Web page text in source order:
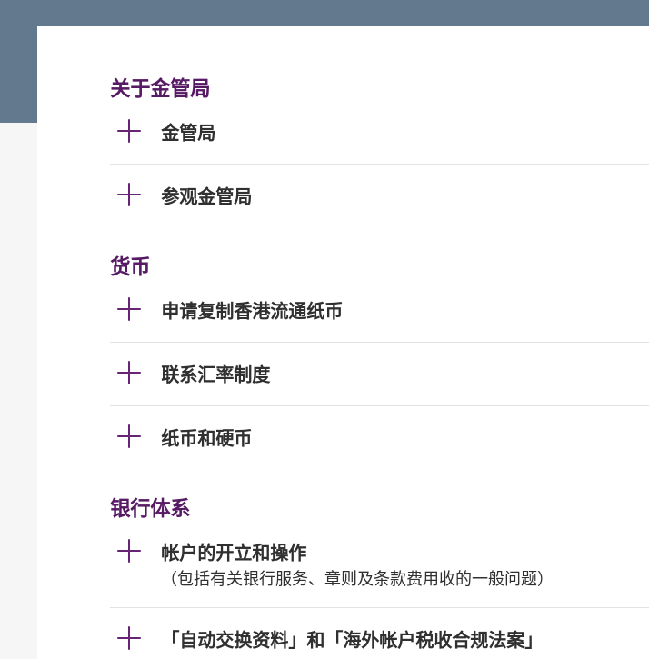
关于金管局
金管局
参观金管局
货币
申请复制香港流通纸币
联系汇率制度
纸币和硬币
银行体系
帐户的开立和操作
（包括有关银行服务、章则及条款费用收的一般问题）
「自动交换资料」和「海外帐户税收合规法案」